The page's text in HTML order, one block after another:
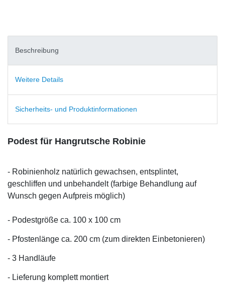
Beschreibung
Weitere Details
Sicherheits- und Produktinformationen
Podest für Hangrutsche Robinie
- Robinienholz natürlich gewachsen, entsplintet,
geschliffen und unbehandelt (farbige Behandlung auf
Wunsch gegen Aufpreis möglich)
- Podestgröße ca. 100 x 100 cm
- Pfostenlänge ca. 200 cm (zum direkten Einbetonieren)
- 3 Handläufe
- Lieferung komplett montiert